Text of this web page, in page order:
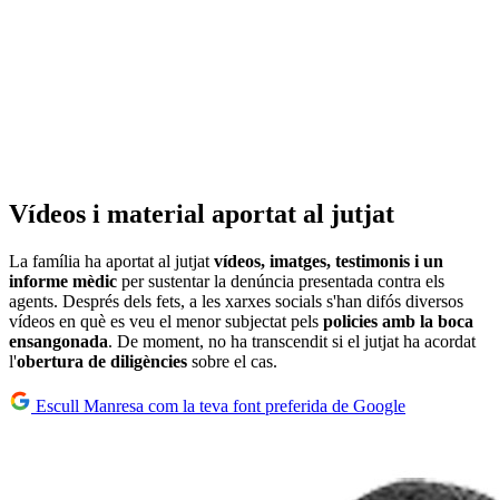
Vídeos i material aportat al jutjat
La família ha aportat al jutjat vídeos, imatges, testimonis i un
informe mèdic per sustentar la denúncia presentada contra els
agents. Després dels fets, a les xarxes socials s'han difós diversos
vídeos en què es veu el menor subjectat pels policies amb la boca
ensangonada. De moment, no ha transcendit si el jutjat ha acordat
l'obertura de diligències sobre el cas.
Escull Manresa com la teva font preferida de Google